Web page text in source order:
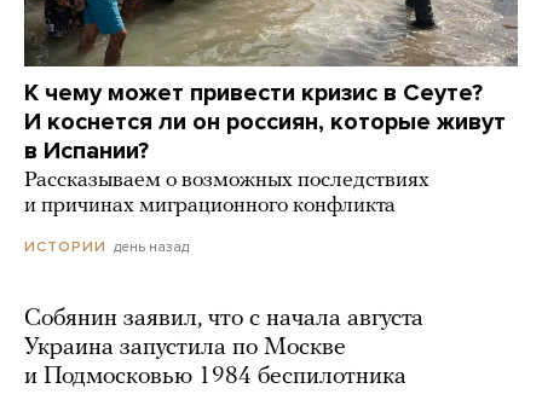
К чему может привести кризис в Сеуте?
И коснется ли он россиян, которые живут
в Испании?
Рассказываем о возможных последствиях
и причинах миграционного конфликта
ИСТОРИИ день назад
Собянин заявил, что с начала августа
Украина запустила по Москве
и Подмосковью 1984 беспилотника